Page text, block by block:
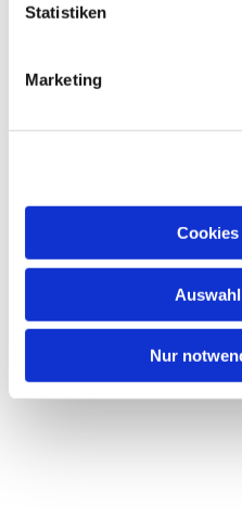
Statistiken
Marketing
Nur
Offizielle
bestimmte